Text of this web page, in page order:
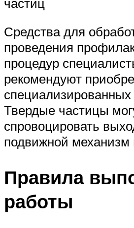
частиц
Средства для
проведения
процедур
рекомендуют
специализированных
Твердые частицы
спровоцировать
подвижной механизм
Правила
работы